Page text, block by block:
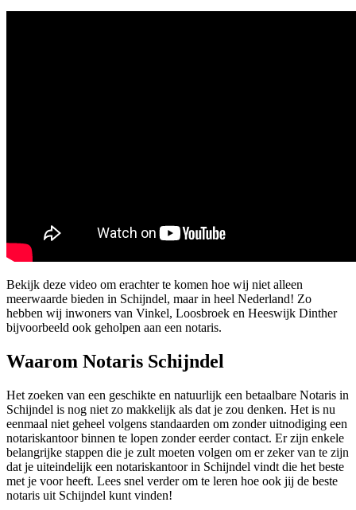
Bekijk deze video om erachter te komen hoe wij niet alleen
meerwaarde bieden in Schijndel, maar in heel Nederland! Zo
hebben wij inwoners van Vinkel, Loosbroek en Heeswijk Dinther
bijvoorbeeld ook geholpen aan een notaris.
Waarom Notaris Schijndel
Het zoeken van een geschikte en natuurlijk een betaalbare Notaris in
Schijndel is nog niet zo makkelijk als dat je zou denken. Het is nu
eenmaal niet geheel volgens standaarden om zonder uitnodiging een
notariskantoor binnen te lopen zonder eerder contact. Er zijn enkele
belangrijke stappen die je zult moeten volgen om er zeker van te zijn
dat je uiteindelijk een notariskantoor in Schijndel vindt die het beste
met je voor heeft. Lees snel verder om te leren hoe ook jij de beste
notaris uit Schijndel kunt vinden!